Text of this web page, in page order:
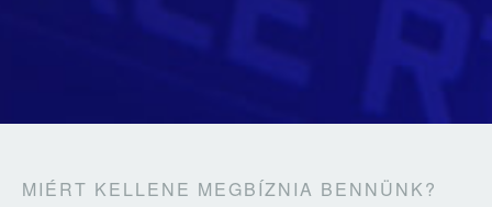
MIÉRT KELLENE MEGBÍZNIA BENNÜNK?